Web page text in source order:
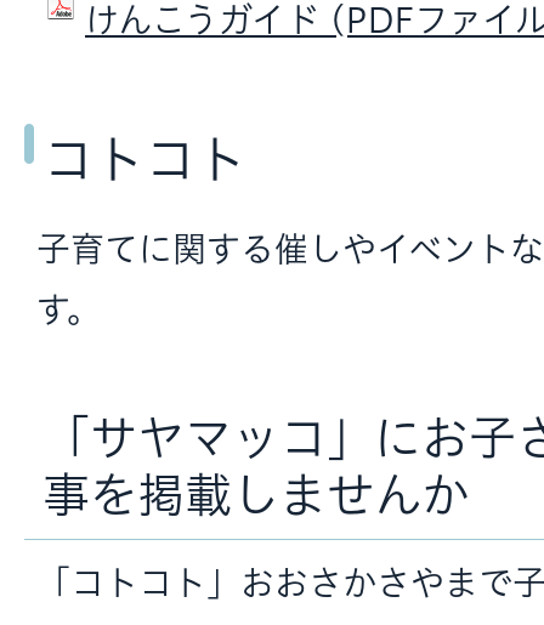
けんこうガイド (PDFファイ
コトコト
子育てに関する催しやイベント
す。
「サヤマッコ」にお子
事を掲載しませんか
「コトコト」おおさかさやまで